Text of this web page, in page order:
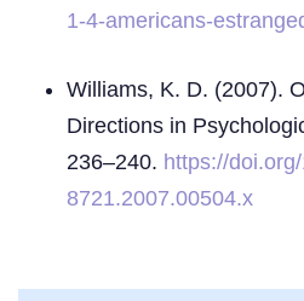
1-4-americans-
Williams, K. D. (2007).
Directions in
236–240. https://
8721.2007.00504.x